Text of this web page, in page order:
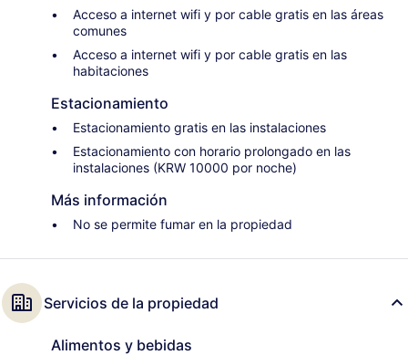
Acceso a internet wifi y por cable gratis en las áreas
comunes
Acceso a internet wifi y por cable gratis en las
habitaciones
Estacionamiento
Estacionamiento gratis en las instalaciones
Estacionamiento con horario prolongado en las
instalaciones (KRW 10000 por noche)
Más información
No se permite fumar en la propiedad
Servicios de la propiedad
Alimentos y bebidas